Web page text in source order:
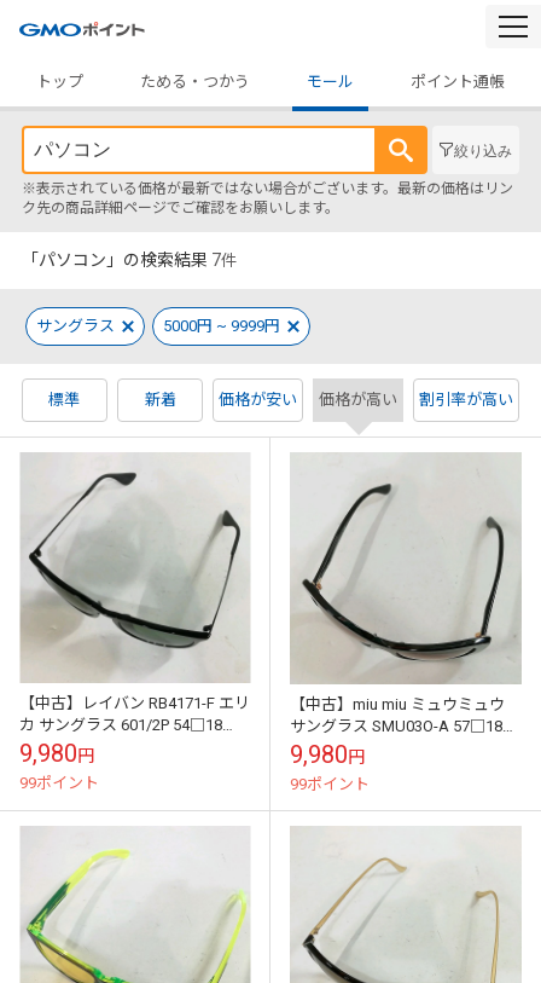
トップ
ためる・つかう モール ポイント通帳
絞り込み
※表示されている価格が最新ではない場合がございます。最新の価格はリン
ク先の商品詳細ページでご確認をお願いします。
「パソコン」の検索結果 7件
サングラス 5000円 ~ 9999円
標準 新着 価格が安い 価格が高い 割引率が高い
【中古】レイバン RB4171-F エリ
カ サングラス 601/2P 54□18
145 3P 偏光レンズ
9,980円
99ポイント
【中古】miu miu ミュウミュウ
サングラス SMU03O-A 57□18
1AB-1E2 135 2N
9,980円
99ポイント